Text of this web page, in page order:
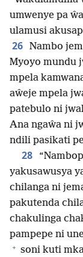
umwenye pa
ulamusi
26 Nambo
Myoyo mundu
mpela
aŵeje mpela
patebulo ni
Ana ngaŵa ni
ndili pasikati
28
yakusawusya
chilanga ni
pakutenda
chakulinga
pampepe ni
+ soni kuti